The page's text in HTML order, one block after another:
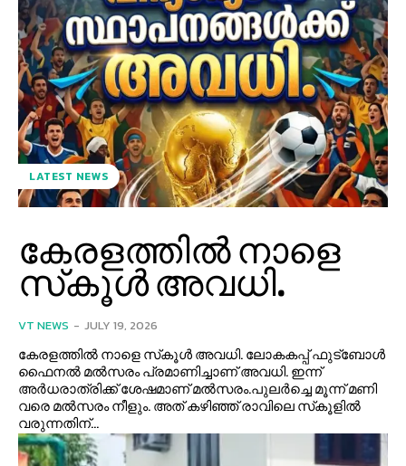
LATEST NEWS
കേരളത്തില്‍ നാളെ
സ്‌കൂള്‍ അവധി.
VT NEWS - JULY 19, 2026
കേരളത്തില്‍ നാളെ സ്‌കൂള്‍ അവധി. ലോകകപ്പ് ഫുട്‌ബോള്‍
ഫൈനല്‍ മല്‍സരം പ്രമാണിച്ചാണ് അവധി. ഇന്ന്
അര്‍ധരാത്രിക്ക് ശേഷമാണ് മല്‍സരം.പുലര്‍ച്ചെ മൂന്ന് മണി
വരെ മല്‍സരം നീളും. അത് കഴിഞ്ഞ് രാവിലെ സ്‌കൂളില്‍
വരുന്നതിന്...